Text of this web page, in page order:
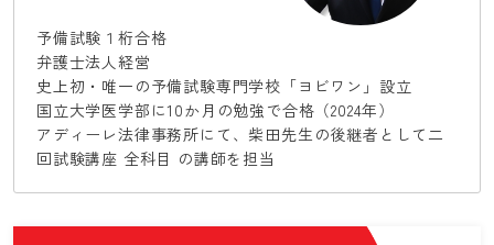
予備試験１桁合格
弁護士法人経営
史上初・唯一の予備試験専門学校「ヨビワン」設立
国立大学医学部に10か月の勉強で合格（2024年）
アディーレ法律事務所にて、柴田先生の後継者として二
回試験講座 全科目 の講師を担当